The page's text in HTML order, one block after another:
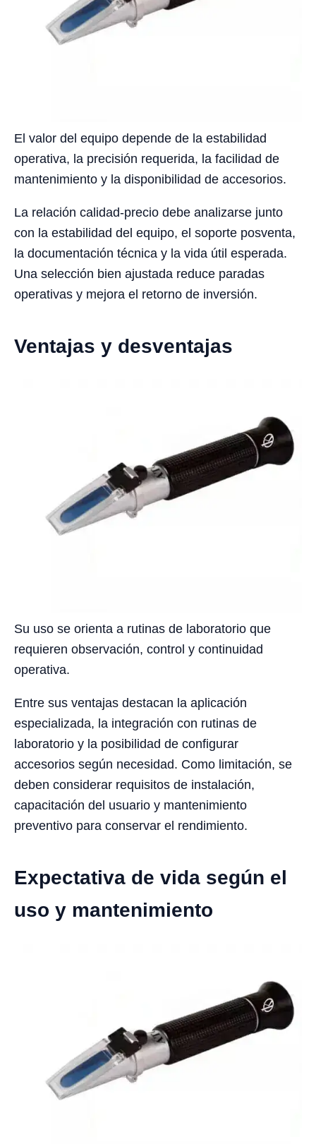
El valor del equipo depende de la estabilidad
operativa, la precisión requerida, la facilidad de
mantenimiento y la disponibilidad de accesorios.
La relación calidad-precio debe analizarse junto
con la estabilidad del equipo, el soporte posventa,
la documentación técnica y la vida útil esperada.
Una selección bien ajustada reduce paradas
operativas y mejora el retorno de inversión.
Ventajas y desventajas
Su uso se orienta a rutinas de laboratorio que
requieren observación, control y continuidad
operativa.
Entre sus ventajas destacan la aplicación
especializada, la integración con rutinas de
laboratorio y la posibilidad de configurar
accesorios según necesidad. Como limitación, se
deben considerar requisitos de instalación,
capacitación del usuario y mantenimiento
preventivo para conservar el rendimiento.
Expectativa de vida según el
uso y mantenimiento